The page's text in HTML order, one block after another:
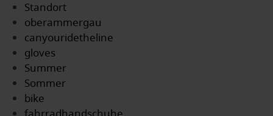
Standort
oberammergau
canyouridetheline
gloves
Summer
Sommer
bike